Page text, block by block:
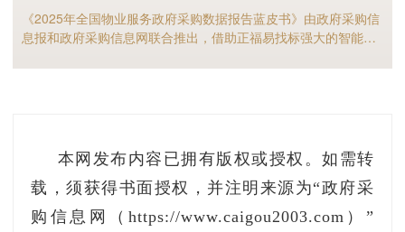
《意见》确定了财政补助，加装电梯按照每部
总造价的40%给予财政补贴，上限不超过20万
虑，具体补贴申请程序由各区市自行制定。未列
入老旧小区改造范围的加装电梯，由市级和区级
按5:5予以补贴；加装电梯竣工验收合格后，实施
《2025年全国物业服务政府采购数据报告蓝皮书》由政府采购信
息报和政府采购信息网联合推出，借助正福易找标强大的智能标
本网发布内容已拥有版权或授权。如需转
载，须获得书面授权，并注明来源为“政府采
购信息网（https://www.caigou2003.com）”